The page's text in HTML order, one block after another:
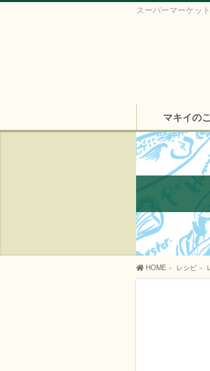
スーパーマーケッ
マキイの
HOME » レシピ »